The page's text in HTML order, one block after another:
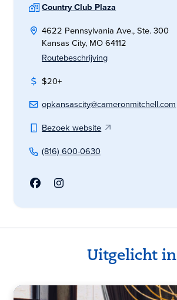
Country Club Plaza
4622 Pennsylvania Ave., Ste. 300
Kansas City, MO 64112
Routebeschrijving
$20+
opkansascity@cameronmitchell.com
Bezoek website
(816) 600-0630
Uitgelicht in